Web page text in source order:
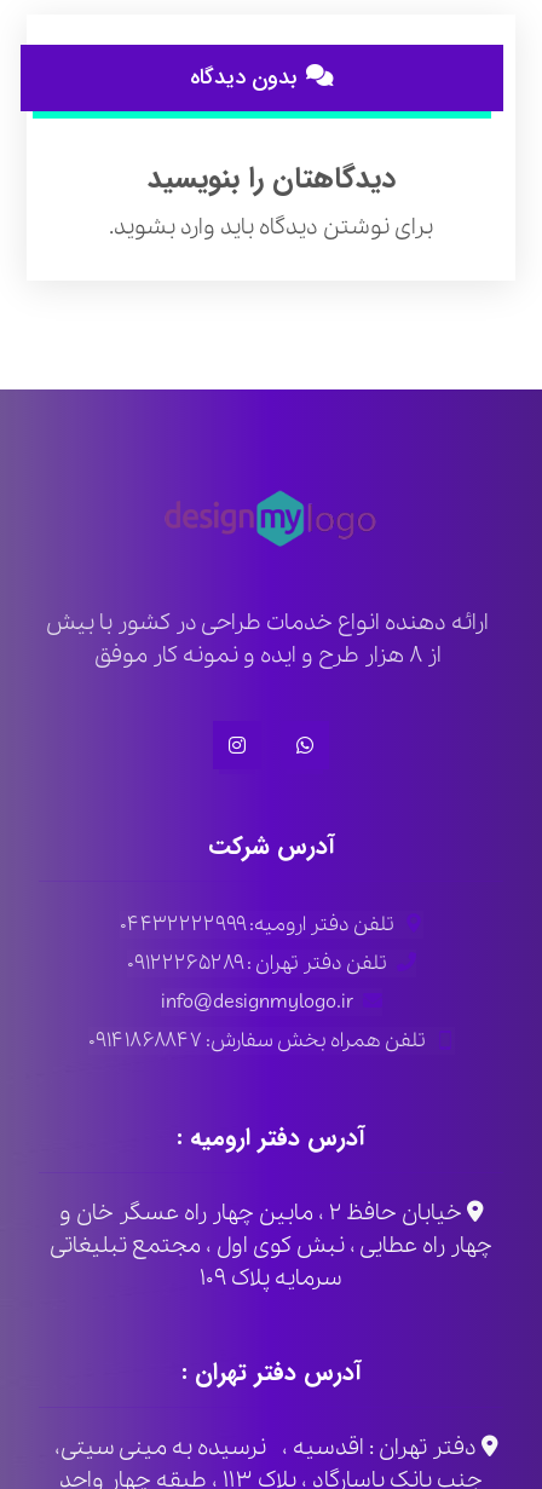
بدون دیدگاه
دیدگاهتان را بنویسید
برای نوشتن دیدگاه باید وارد بشوید.
ارائه دهنده انواع خدمات طراحی در کشور با بیش
از ۸ هزار طرح و ایده و نمونه کار موفق
آدرس شرکت
تلفن دفتر ارومیه: ۰۴۴۳۲۲۲۲۹۹۹
تلفن دفتر تهران : ۰۹۱۲۲۲۶۵۲۸۹
info@designmylogo.ir
تلفن همراه بخش سفارش: ۰۹۱۴۱۸۶۸۸۴۷
آدرس دفتر ارومیه :
خیابان حافظ ۲ ، مابین چهار راه عسگر خان و
چهار راه عطایی ، نبش کوی اول ، مجتمع تبلیغاتی
سرمایه پلاک ۱۰۹
آدرس دفتر تهران :
دفتر تهران : اقدسیه ، نرسیده به مینی سیتی،
جنب بانک پاسارگاد ، پلاک ۱۱۳ ، طبقه چهار واحد